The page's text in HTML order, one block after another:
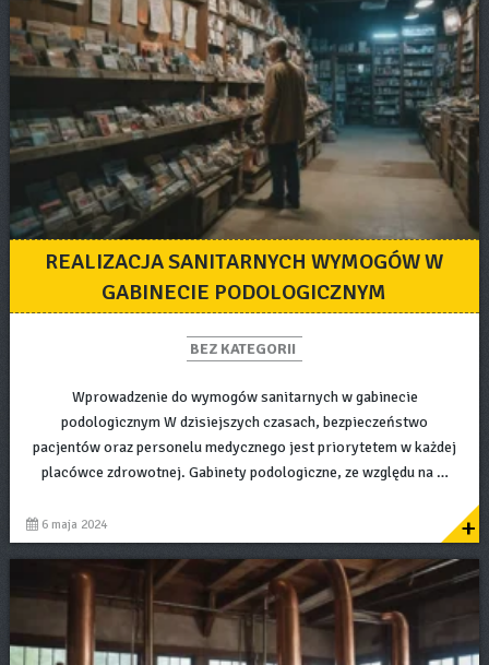
REALIZACJA SANITARNYCH WYMOGÓW W
GABINECIE PODOLOGICZNYM
BEZ KATEGORII
Wprowadzenie do wymogów sanitarnych w gabinecie
podologicznym W dzisiejszych czasach, bezpieczeństwo
pacjentów oraz personelu medycznego jest priorytetem w każdej
placówce zdrowotnej. Gabinety podologiczne, ze względu na …
6 maja 2024 +